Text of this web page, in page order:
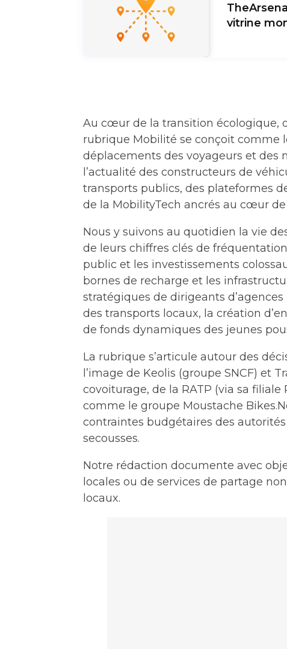
vitrine
Au cœur de la transition écologique,
rubrique Mobilité se conçoit comme
déplacements des voyageurs et des
l’actualité des constructeurs de
transports publics, des plateformes
de la MobilityTech ancrés au cœur
Nous y suivons au quotidien la vie
de leurs chiffres clés de
public et les investissements
bornes de recharge et les
stratégiques de dirigeants
des transports locaux, la création
de fonds dynamiques des jeunes
La rubrique s’articule autour des
l’image de Keolis (groupe SNCF) et
covoiturage, de la RATP (via sa
comme le groupe Moustache
contraintes budgétaires des
secousses.
Notre rédaction documente avec
locales ou de services de partage
locaux.